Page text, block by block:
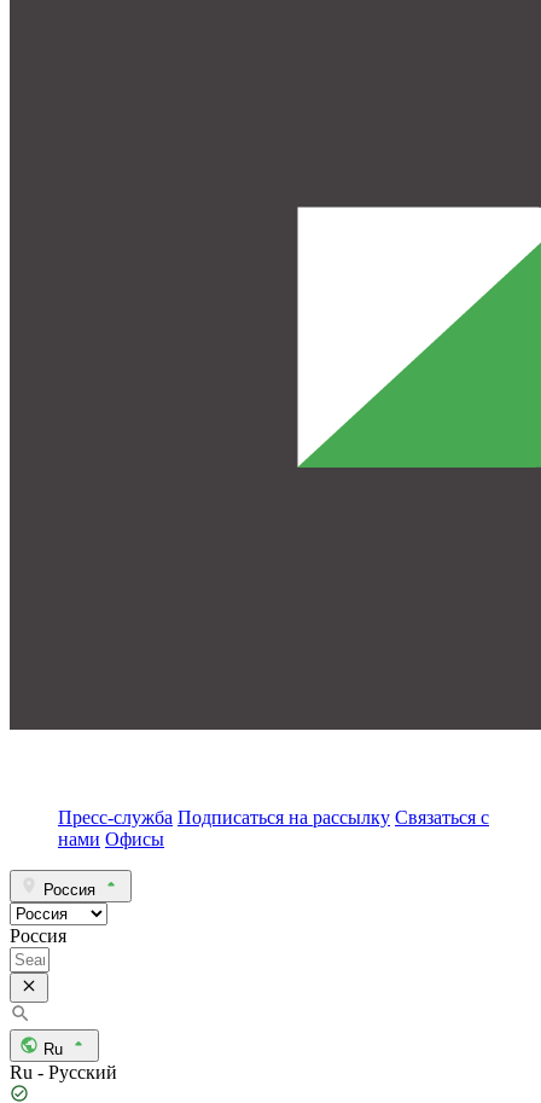
Пресс-служба Подписаться на рассылку Связаться с
нами Офисы
Россия
Россия
Ru
Ru - Русский